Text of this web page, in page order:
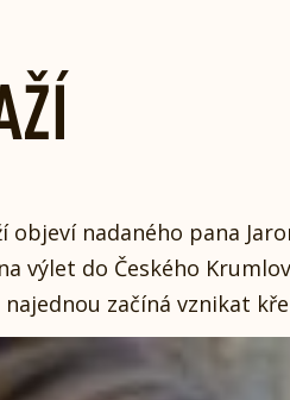
nadaného pana
výlet do Českého
začíná vznikat